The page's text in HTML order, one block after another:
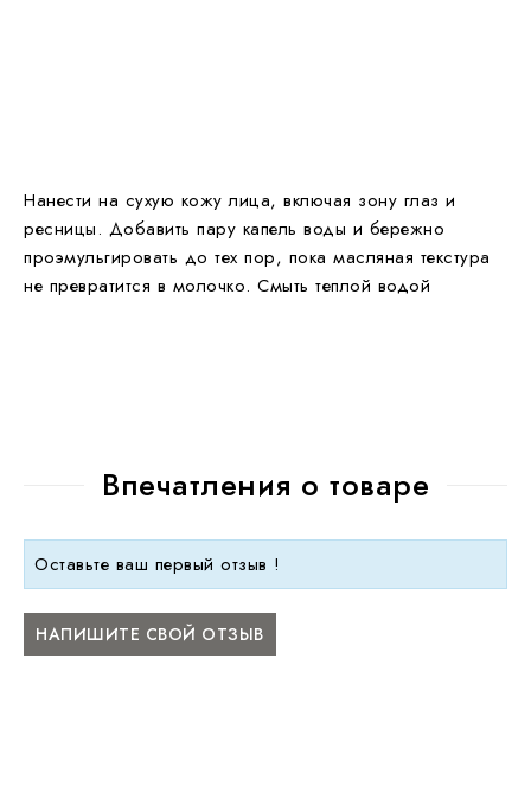
Нанести на сухую кожу лица, включая зону глаз и
ресницы. Добавить пару капель воды и бережно
проэмульгировать до тех пор, пока масляная текстура
не превратится в молочко. Смыть теплой водой
Впечатления о товаре
Оставьте ваш первый отзыв !
НАПИШИТЕ СВОЙ ОТЗЫВ